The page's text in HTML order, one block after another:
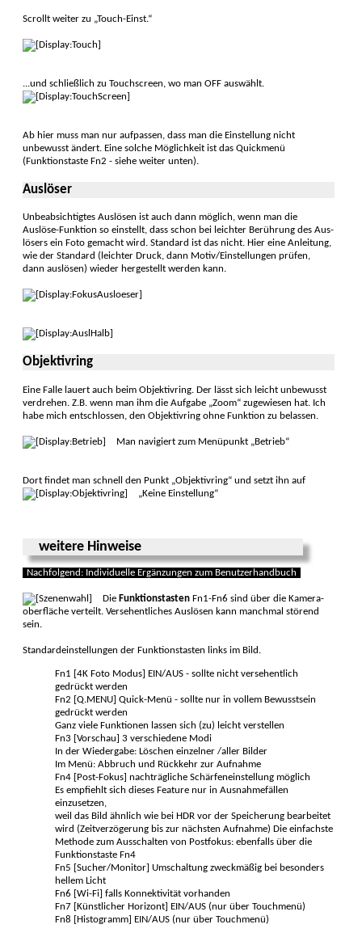
Scrollt weiter zu „Touch-Einst.“
...und schließlich zu Touchscreen, wo man OFF auswählt.
Ab hier muss man nur aufpassen, dass man die Einstellung nicht
unbewusst ändert. Eine solche Möglichkeit ist das Quickmenü
(Funktions­taste Fn2 - siehe weiter unten).
Auslöser
Unbeabsichtigtes Auslösen ist auch dann mög­lich, wenn man die
Auslöse-Funk­tion so ein­stellt, dass schon bei leichter Berührung des Aus­
lösers ein Foto gemacht wird. Standard ist das nicht. Hier eine Anlei­tung,
wie der Standard (leichter Druck, dann Motiv/Ein­stellungen prüfen,
dann aus­lösen) wieder her­gestellt werden kann.
Objektivring
Eine Falle lauert auch beim Objektivring. Der lässt sich leicht unbewusst
ver­drehen. Z.B. wenn man ihm die Aufgabe „Zoom“ zugewiesen hat. Ich
habe mich ent­schlossen, den Objektiv­ring ohne Funktion zu belassen.
Man navigiert zum Menüpunkt „Betrieb“
Dort findet man schnell den Punkt „Objektivring“ und setzt ihn auf
„Keine Einstellung“
weitere Hinweise
Nachfolgend: Indivi­duelle Ergänzungen zum Benutzer­handbuch
Die Funktionstasten Fn1-Fn6 sind über die Kamera­
ober­fläche ver­teilt. Versehent­liches Aus­lösen kann manch­mal stö­rend
sein.
Standard­einstellun­gen der Funktions­tasten links im Bild.
Fn1 [4K Foto Modus] EIN/AUS - sollte nicht versehentlich
gedrückt werden
Fn2 [Q.MENU] Quick-Menü - sollte nur in vollem Bewusst­sein
gedrückt werden
Ganz viele Funk­tionen lassen sich (zu) leicht ver­stellen
Fn3 [Vorschau] 3 verschiedene Modi
In der Wiedergabe: Löschen einzelner /aller Bilder
Im Menü: Abbruch und Rückkehr zur Aufnahme
Fn4 [Post-Fokus] nachträgliche Schärfen­einstellung möglich
Es empfiehlt sich dieses Feature nur in Ausnahme­fällen
einzusetzen,
weil das Bild ähnlich wie bei HDR vor der Speiche­rung bearbeitet
wird (Zeit­verzö­gerung bis zur näch­sten Auf­nahme) Die einfachste
Methode zum Aus­schalten von Post­fokus: ebenfalls über die
Funktions­taste Fn4
Fn5 [Sucher/Monitor] Umschaltung zweckmäßig bei be­sonders
hellem Licht
Fn6 [Wi-Fi] falls Konnektivität vor­handen
Fn7 [Künstlicher Horizont] EIN/AUS (nur über Touchmenü)
Fn8 [Histogramm] EIN/AUS (nur über Touchmenü)